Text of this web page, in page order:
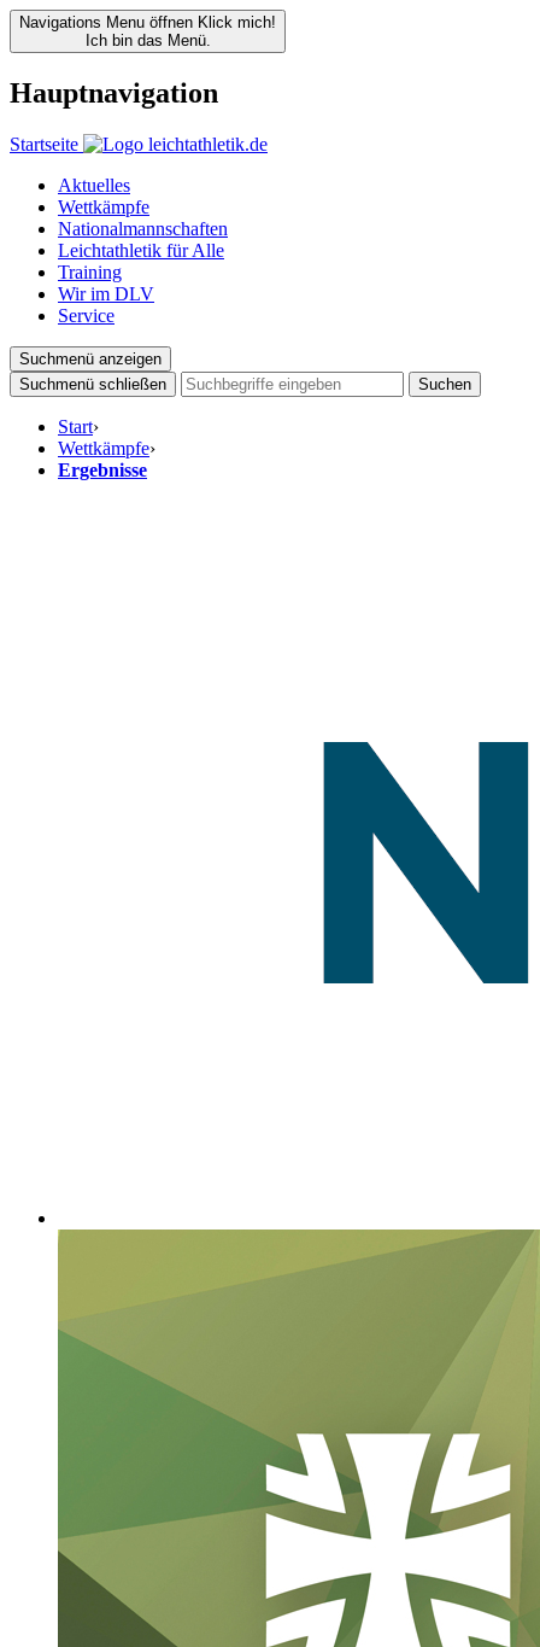
Navigations Menu öffnen Klick mich!
Ich bin das Menü.
Hauptnavigation
Startseite
Aktuelles
Wettkämpfe
Nationalmannschaften
Leichtathletik für Alle
Training
Wir im DLV
Service
Suchmenü anzeigen
Suchmenü schließen
Suchen
Start›
Wettkämpfe›
Ergebnisse